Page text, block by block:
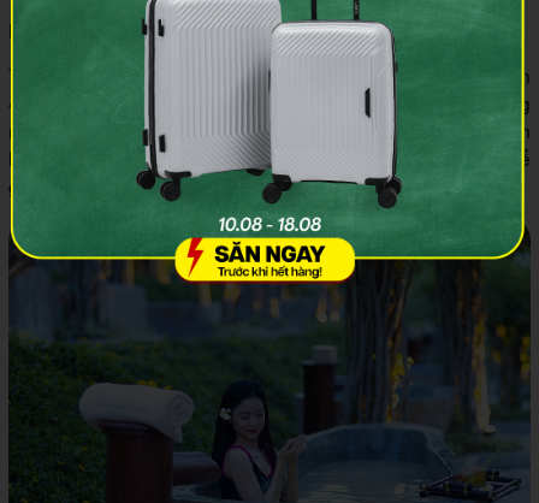
Bước 2: Ngâm bùn khoáng (15 – 20 phút)
Từ từ ngâm mình vào bồn bùn khoáng ấm ở nhiệt độ 37 đến
40°C. Nhẹ nhàng massage đều tay trên toàn thân, kể cả vùng
mặt. Tránh để bùn tiếp xúc với mắt và miệng. Thời gian ngâm
lý tưởng là 15 đến 20 phút, không nên ngâm quá lâu vì có thể
gây choáng váng.